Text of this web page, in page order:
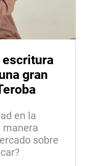
escritura
gran
en la
manera
sobre